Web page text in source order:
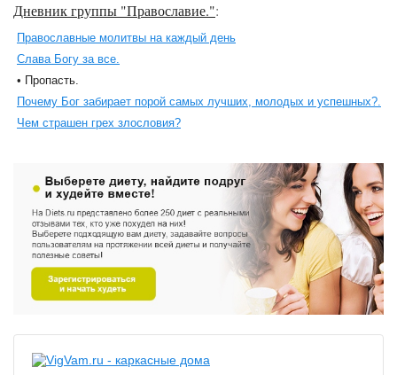
Дневник группы "Православие.":
Православные молитвы на каждый день
Слава Богу за все.
• Пропасть.
Почему Бог забирает порой самых лучших, молодых и успешных?.
Чем страшен грех злословия?